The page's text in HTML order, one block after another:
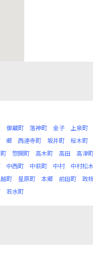
御蔵町 落神町 金子 上泉町
郷 西連寺町 坂井町 桜木町
惣開町 高木町 高田 高津
中西町 中萩町 中村 中村松木
町 星原町 本郷 前田町 政
若水町